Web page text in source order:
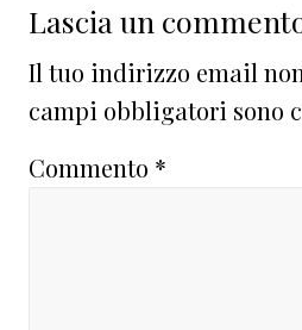
Lascia un
Il tuo indirizzo email
campi obbligatori sono
Commento *